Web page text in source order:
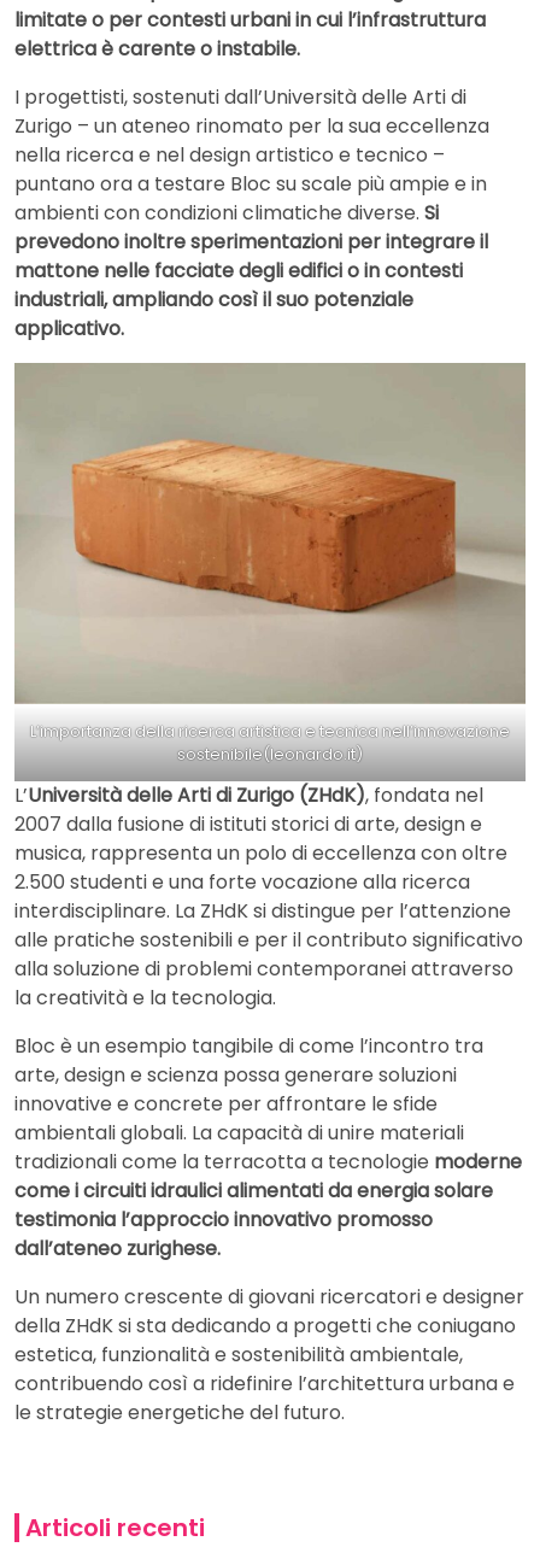
limitate o per contesti urbani in cui l’infrastruttura
elettrica è carente o instabile.
I progettisti, sostenuti dall’Università delle Arti di
Zurigo – un ateneo rinomato per la sua eccellenza
nella ricerca e nel design artistico e tecnico –
puntano ora a testare Bloc su scale più ampie e in
ambienti con condizioni climatiche diverse. Si
prevedono inoltre sperimentazioni per integrare il
mattone nelle facciate degli edifici o in contesti
industriali, ampliando così il suo potenziale
applicativo.
L’importanza della ricerca artistica e tecnica nell’innovazione
sostenibile(leonardo.it)
L’Università delle Arti di Zurigo (ZHdK), fondata nel
2007 dalla fusione di istituti storici di arte, design e
musica, rappresenta un polo di eccellenza con oltre
2.500 studenti e una forte vocazione alla ricerca
interdisciplinare. La ZHdK si distingue per l’attenzione
alle pratiche sostenibili e per il contributo significativo
alla soluzione di problemi contemporanei attraverso
la creatività e la tecnologia.
Bloc è un esempio tangibile di come l’incontro tra
arte, design e scienza possa generare soluzioni
innovative e concrete per affrontare le sfide
ambientali globali. La capacità di unire materiali
tradizionali come la terracotta a tecnologie moderne
come i circuiti idraulici alimentati da energia solare
testimonia l’approccio innovativo promosso
dall’ateneo zurighese.
Un numero crescente di giovani ricercatori e designer
della ZHdK si sta dedicando a progetti che coniugano
estetica, funzionalità e sostenibilità ambientale,
contribuendo così a ridefinire l’architettura urbana e
le strategie energetiche del futuro.
Articoli recenti